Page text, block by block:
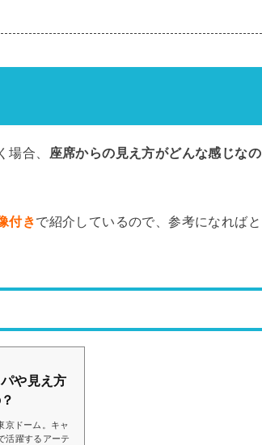
合、 座席からの見え方がどんな感じなの
付きで紹介しているので、参考になればと
や見え方
京ドーム。キャ
活躍するアーテ